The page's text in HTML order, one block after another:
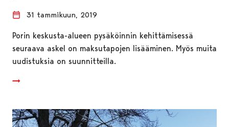
31 tammikuun, 2019
Porin keskusta-alueen pysäköinnin kehittämisessä
seuraava askel on maksutapojen lisääminen. Myös muita
uudistuksia on suunnitteilla.